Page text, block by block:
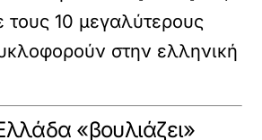
τους 10 μεγαλύτερους
στην ελληνική
«βουλιάζει»